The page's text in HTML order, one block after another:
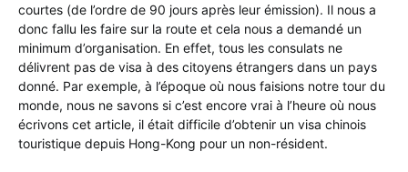
courtes (de l’ordre de 90 jours après leur émission). Il nous a
donc fallu les faire sur la route et cela nous a demandé un
minimum d’organisation. En effet, tous les consulats ne
délivrent pas de visa à des citoyens étrangers dans un pays
donné. Par exemple, à l’époque où nous faisions notre tour du
monde, nous ne savons si c’est encore vrai à l’heure où nous
écrivons cet article, il était difficile d’obtenir un visa chinois
touristique depuis Hong-Kong pour un non-résident.